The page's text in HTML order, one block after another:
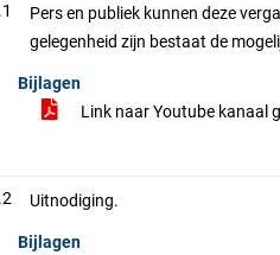
Pers en publiek kunnen deze
gelegenheid zijn bestaat de
Bijlagen
Link naar Youtube kanaal
Uitnodiging.
Bijlagen